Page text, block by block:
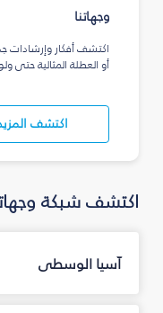
وجهاتنا
اكتشف أفكار وإرشادات
أو العطلة المثالية حتى
اكتشف
اكتشف شبكة
آسيا الوسطى